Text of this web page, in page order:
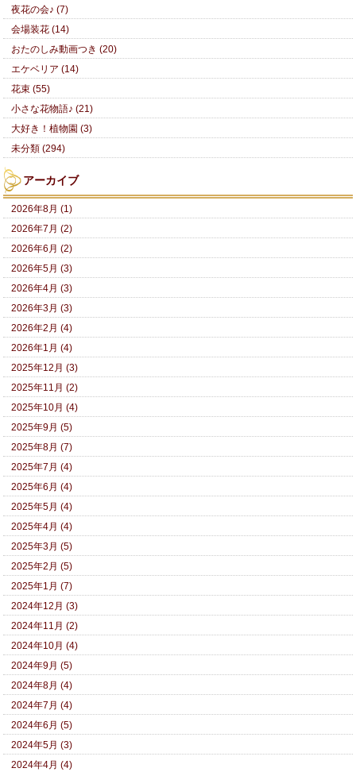
夜花の会♪ (7)
会場装花 (14)
おたのしみ動画つき (20)
エケベリア (14)
花束 (55)
小さな花物語♪ (21)
大好き！植物園 (3)
未分類 (294)
アーカイブ
2026年8月 (1)
2026年7月 (2)
2026年6月 (2)
2026年5月 (3)
2026年4月 (3)
2026年3月 (3)
2026年2月 (4)
2026年1月 (4)
2025年12月 (3)
2025年11月 (2)
2025年10月 (4)
2025年9月 (5)
2025年8月 (7)
2025年7月 (4)
2025年6月 (4)
2025年5月 (4)
2025年4月 (4)
2025年3月 (5)
2025年2月 (5)
2025年1月 (7)
2024年12月 (3)
2024年11月 (2)
2024年10月 (4)
2024年9月 (5)
2024年8月 (4)
2024年7月 (4)
2024年6月 (5)
2024年5月 (3)
2024年4月 (4)